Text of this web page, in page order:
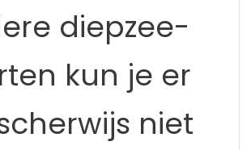
diepzee-
kun je er
niet